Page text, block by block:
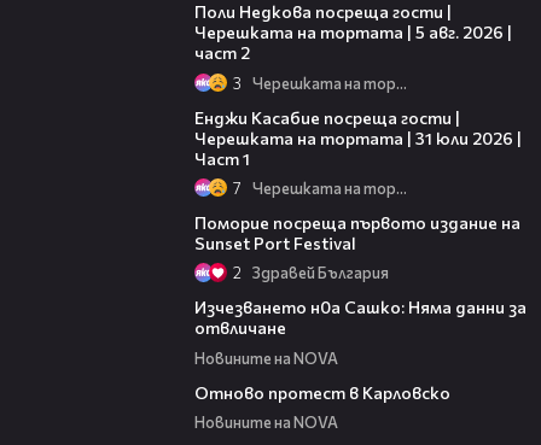
Поли Недкова посреща гости |
Черешката на тортата | 5 авг. 2026 |
част 2
3 Черешката на тортата
Енджи Касабие посреща гости |
Черешката на тортата | 31 юли 2026 |
Част 1
7 Черешката на тортата
Поморие посреща първото издание на
Sunset Port Festival
2 Здравей България
Изчезването н0а Сашко: Няма данни за
отвличане
Новините на NOVA
Отново протест в Карловско
Новините на NOVA